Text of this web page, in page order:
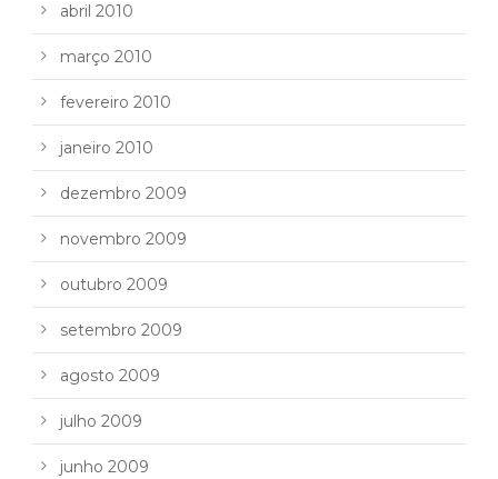
abril 2010
março 2010
fevereiro 2010
janeiro 2010
dezembro 2009
novembro 2009
outubro 2009
setembro 2009
agosto 2009
julho 2009
junho 2009